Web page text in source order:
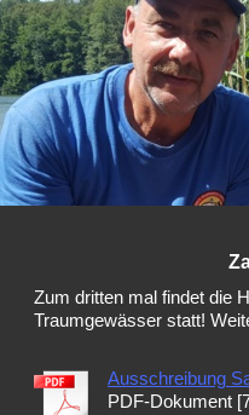
Zum dritten mal findet die
Traumgewässer statt!
Ausschreibung
PDF-Dokument